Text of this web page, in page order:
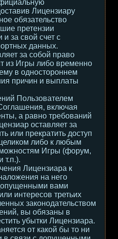
Лицензиару
обязательство
претензии
за свой счет с
данных.
за собой право
из Игры либо временно
в одностороннем
причин и выплаты
Пользователем
включая
а равно требований
оставляет за
или прекратить доступ
либо к любым
Игры (форум,
т.п.).
Лицензиара к
на него
вами
интересов третьих
законодательством
вы обязаны в
убытки Лицензиара.
от какой бы то ни